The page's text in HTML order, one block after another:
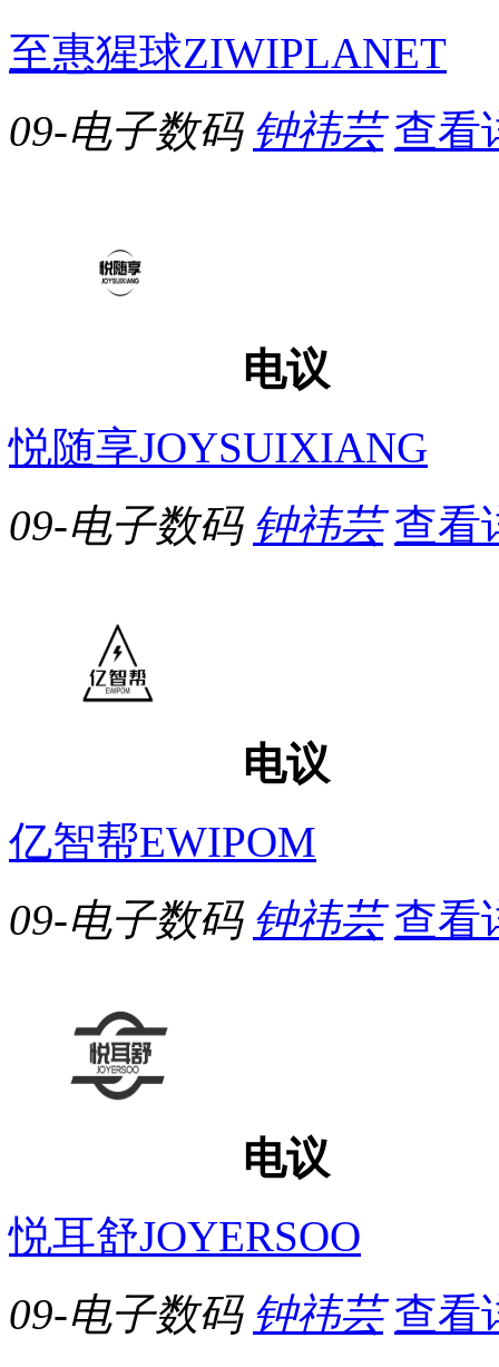
至惠猩球ZIWIPLANET
09-电子数码 钟祎芸 查看
电议
悦随享JOYSUIXIANG
09-电子数码 钟祎芸 查看
电议
亿智帮EWIPOM
09-电子数码 钟祎芸 查看
电议
悦耳舒JOYERSOO
09-电子数码 钟祎芸 查看